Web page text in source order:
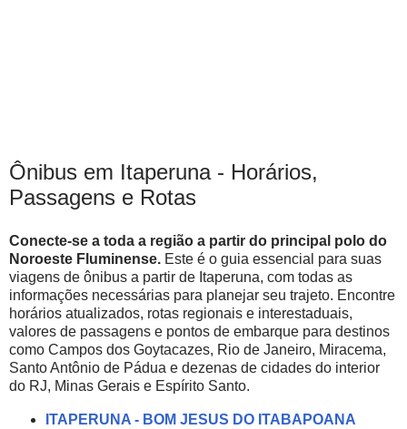
Ônibus em Itaperuna - Horários,
Passagens e Rotas
Conecte-se a toda a região a partir do principal polo do
Noroeste Fluminense. Este é o guia essencial para suas
viagens de ônibus a partir de Itaperuna, com todas as
informações necessárias para planejar seu trajeto. Encontre
horários atualizados, rotas regionais e interestaduais,
valores de passagens e pontos de embarque para destinos
como Campos dos Goytacazes, Rio de Janeiro, Miracema,
Santo Antônio de Pádua e dezenas de cidades do interior
do RJ, Minas Gerais e Espírito Santo.
ITAPERUNA - BOM JESUS DO ITABAPOANA